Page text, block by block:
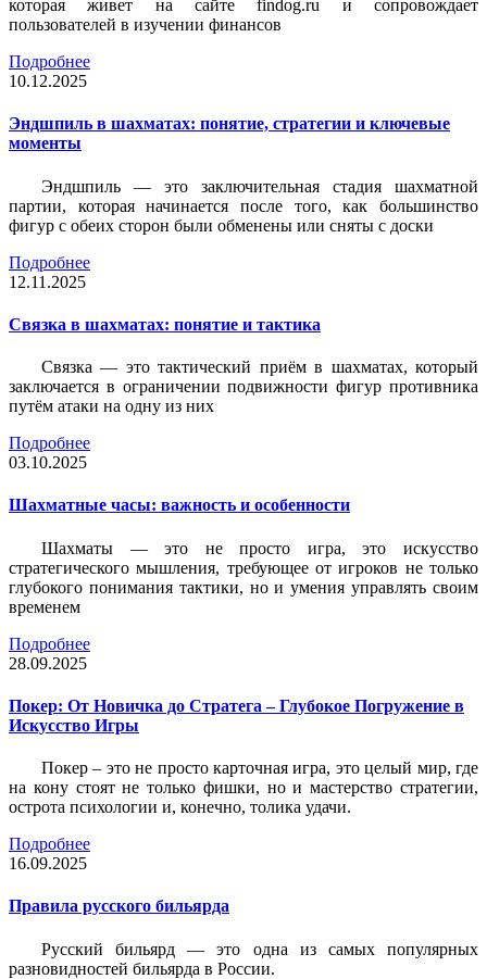
которая живет на сайте findog.ru и сопровождает
пользователей в изучении финансов
Подробнее
10.12.2025
Эндшпиль в шахматах: понятие, стратегии и ключевые
моменты
Эндшпиль — это заключительная стадия шахматной
партии, которая начинается после того, как большинство
фигур с обеих сторон были обменены или сняты с доски
Подробнее
12.11.2025
Связка в шахматах: понятие и тактика
Связка — это тактический приём в шахматах, который
заключается в ограничении подвижности фигур противника
путём атаки на одну из них
Подробнее
03.10.2025
Шахматные часы: важность и особенности
Шахматы — это не просто игра, это искусство
стратегического мышления, требующее от игроков не только
глубокого понимания тактики, но и умения управлять своим
временем
Подробнее
28.09.2025
Покер: От Новичка до Стратега – Глубокое Погружение в
Искусство Игры
Покер – это не просто карточная игра, это целый мир, где
на кону стоят не только фишки, но и мастерство стратегии,
острота психологии и, конечно, толика удачи.
Подробнее
16.09.2025
Правила русского бильярда
Русский бильярд — это одна из самых популярных
разновидностей бильярда в России.